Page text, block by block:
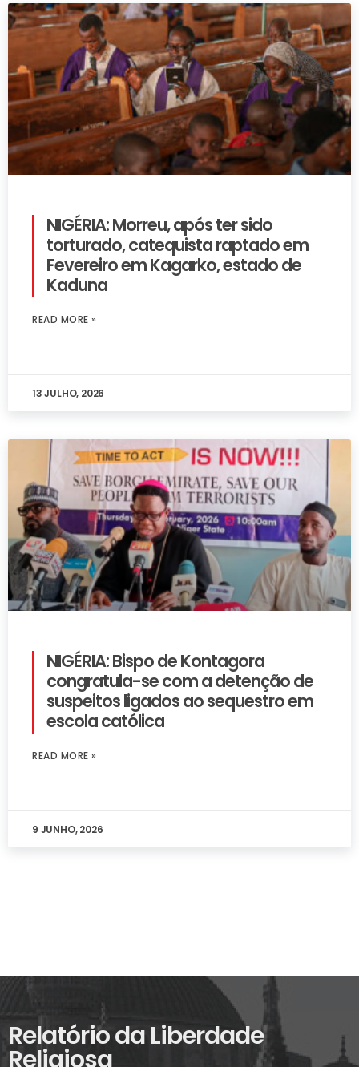
NIGÉRIA: Morreu, após ter sido
torturado, catequista raptado em
Fevereiro em Kagarko, estado de
Kaduna
READ MORE »
13 JULHO, 2026
NIGÉRIA: Bispo de Kontagora
congratula-se com a detenção de
suspeitos ligados ao sequestro em
escola católica
READ MORE »
9 JUNHO, 2026
Relatório da Liberdade
Religiosa